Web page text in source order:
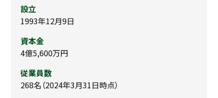
設立
1993年12月9日
資本金
4億5,600万円
従業員数
268名（2024年3月31日時点）